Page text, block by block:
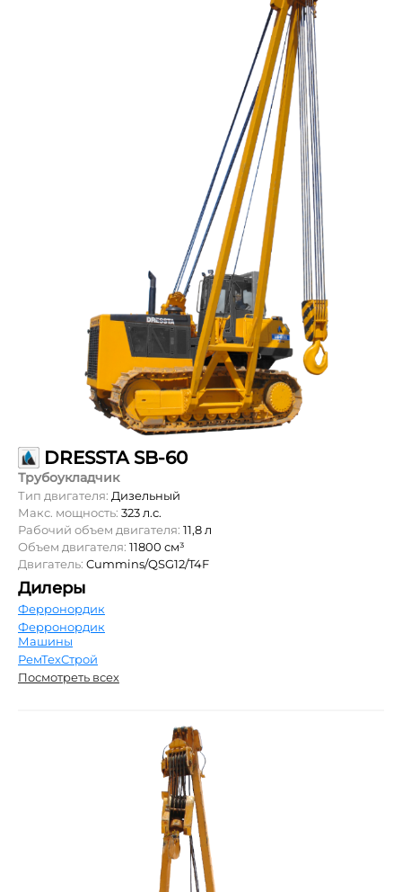
DRESSTA SB-60
Трубоукладчик
Тип двигателя: Дизельный
Макс. мощность: 323 л.с.
Рабочий объем двигателя: 11,8 л
Объем двигателя: 11800 см³
Двигатель: Cummins/QSG12/T4F
Дилеры
Ферронордик
Ферронордик
Машины
РемТехСтрой
Посмотреть всех